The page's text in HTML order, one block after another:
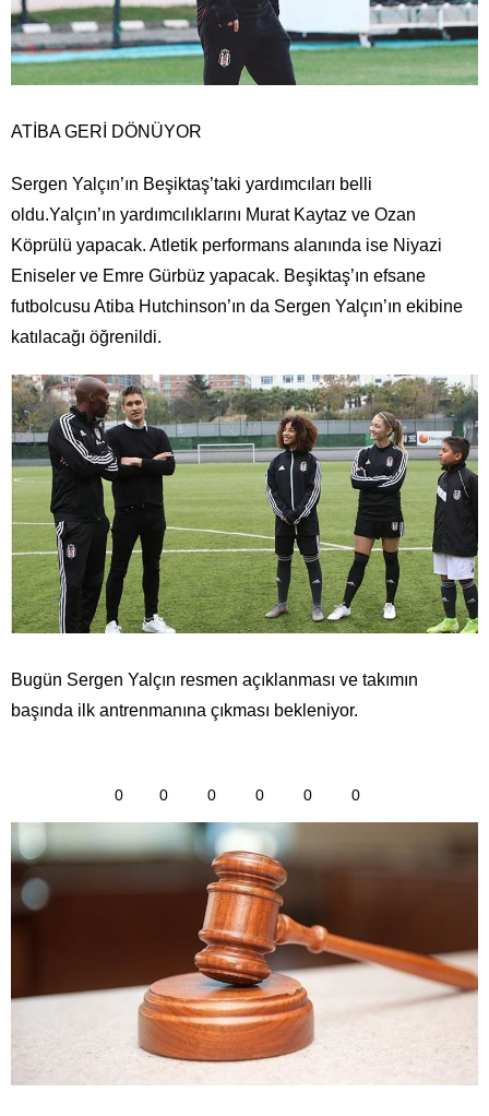
ATİBA GERİ DÖNÜYOR
Sergen Yalçın’ın Beşiktaş’taki yardımcıları belli
oldu.Yalçın’ın yardımcılıklarını Murat Kaytaz ve Ozan
Köprülü yapacak. Atletik performans alanında ise Niyazi
Eniseler ve Emre Gürbüz yapacak. Beşiktaş’ın efsane
futbolcusu Atiba Hutchinson’ın da Sergen Yalçın’ın ekibine
katılacağı öğrenildi.
Bugün Sergen Yalçın resmen açıklanması ve takımın
başında ilk antrenmanına çıkması bekleniyor.
0 0 0 0 0 0